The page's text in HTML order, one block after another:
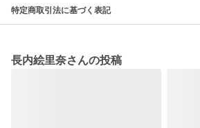
特定商取引法に基づく表記
長内絵里奈さんの投稿